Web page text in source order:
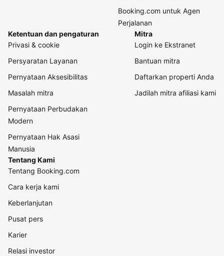
Booking.com untuk Agen
Perjalanan
Ketentuan dan pengaturan
Privasi & cookie
Persyaratan Layanan
Pernyataan Aksesibilitas
Masalah mitra
Pernyataan Perbudakan
Modern
Pernyataan Hak Asasi
Manusia
Mitra
Login ke Ekstranet
Bantuan mitra
Daftarkan properti Anda
Jadilah mitra afiliasi kami
Tentang Kami
Tentang Booking.com
Cara kerja kami
Keberlanjutan
Pusat pers
Karier
Relasi investor